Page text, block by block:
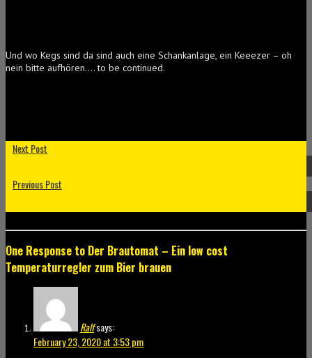
Und wo Kegs sind da sind auch eine Schankanlage, ein Keeezer – oh
nein bitte aufhören…. to be continued.
Next Post
Previous Post
One Response to Der Brautomat – Ein low cost
Temperaturregler zum Bier brauen
Ralfsays:
February 23, 2020 at 3:53 pm